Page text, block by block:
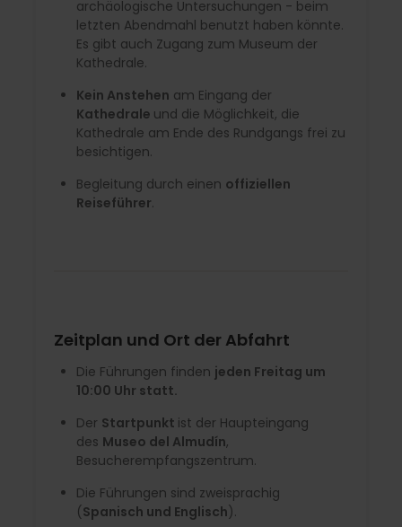
archäologische Untersuchungen - beim
letzten Abendmahl benutzt haben könnte.
Es gibt auch Zugang zum Museum der
Kathedrale.
Kein Anstehen am Eingang der
Kathedrale und die Möglichkeit, die
Kathedrale am Ende des Rundgangs frei zu
besichtigen.
Begleitung durch einen offiziellen
Reiseführer.
Zeitplan und Ort der Abfahrt
Die Führungen finden jeden Freitag um
10:00 Uhr statt.
Der Startpunkt ist der Haupteingang
des Museo del Almudín,
Besucherempfangszentrum.
Die Führungen sind zweisprachig
(Spanisch und Englisch).